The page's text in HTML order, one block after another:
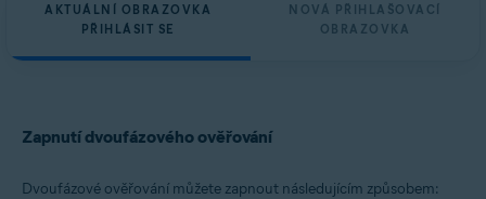
AKTUÁLNÍ OBRAZOVKA
PŘIHLÁSIT SE
NOVÁ PŘIHLAŠOVACÍ
OBRAZOVKA
Zapnutí dvoufázového ověřování
Dvoufázové ověřování můžete zapnout následujícím způsobem: